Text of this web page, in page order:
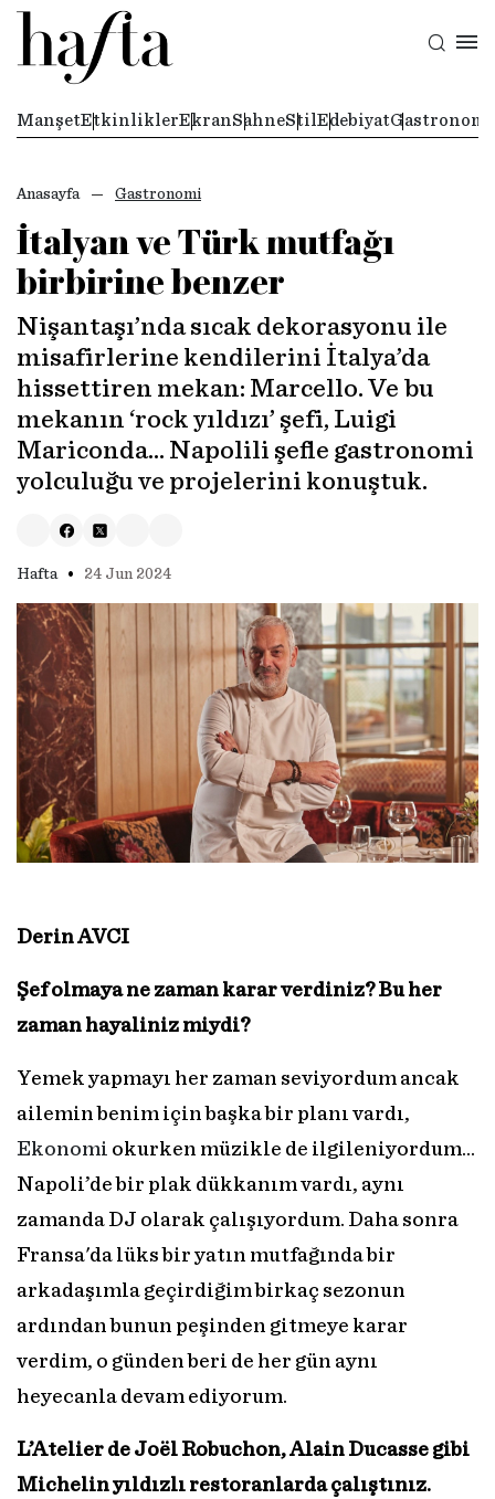
ManşetEtkinliklerEkranSahneStil EdebiyatGastronomi
Anasayfa Gastronomi
İtalyan ve Türk mutfağı
birbirine benzer
Nişantaşı’nda sıcak dekorasyonu ile
misafirlerine kendilerini İtalya’da
hissettiren mekan: Marcello. Ve bu
mekanın ‘rock yıldızı’ şefi, Luigi
Mariconda… Napolili şefle gastronomi
yolculuğu ve projelerini konuştuk.
Hafta • 24 Jun 2024
Derin AVCI
Şef olmaya ne zaman karar verdiniz? Bu her
zaman hayaliniz miydi?
Yemek yapmayı her zaman seviyordum ancak
ailemin benim için başka bir planı vardı,
Ekonomi okurken müzikle de ilgileniyordum…
Napoli’de bir plak dükkanım vardı, aynı
zamanda DJ olarak çalışıyordum. Daha sonra
Fransa'da lüks bir yatın mutfağında bir
arkadaşımla geçirdiğim birkaç sezonun
ardından bunun peşinden gitmeye karar
verdim, o günden beri de her gün aynı
heyecanla devam ediyorum.
L’Atelier de Joël Robuchon, Alain Ducasse gibi
Michelin yıldızlı restoranlarda çalıştınız.